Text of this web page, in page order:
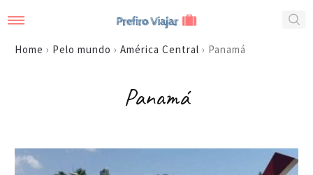
Home › Pelo mundo ›América Central › Panamá
Panamá